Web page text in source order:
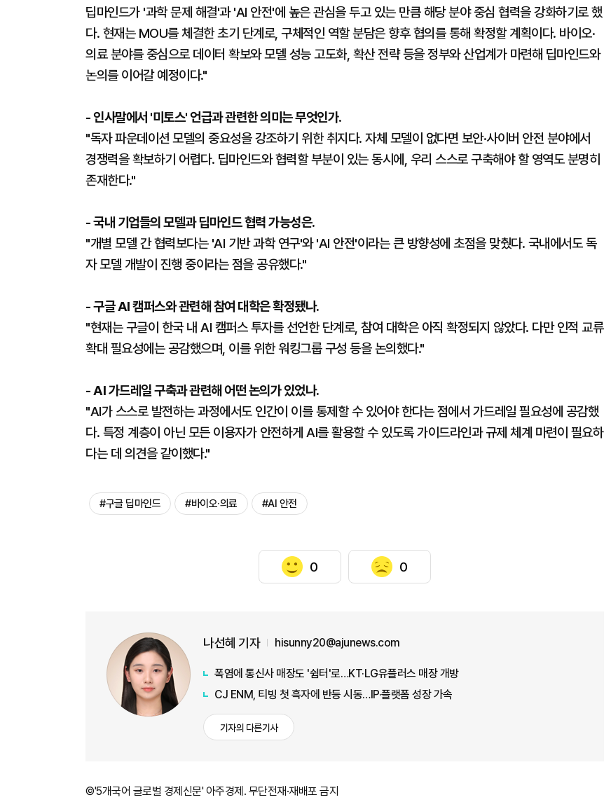
딥마인드가 '과학 문제 해결'과 'AI 안전'에 높은 관심을 두고 있는 만큼 해당 분야 중심 협력을 강화하기로 했
다. 현재는 MOU를 체결한 초기 단계로, 구체적인 역할 분담은 향후 협의를 통해 확정할 계획이다. 바이오·
의료 분야를 중심으로 데이터 확보와 모델 성능 고도화, 확산 전략 등을 정부와 산업계가 마련해 딥마인드와
논의를 이어갈 예정이다."
- 인사말에서 '미토스' 언급과 관련한 의미는 무엇인가.
"독자 파운데이션 모델의 중요성을 강조하기 위한 취지다. 자체 모델이 없다면 보안·사이버 안전 분야에서
경쟁력을 확보하기 어렵다. 딥마인드와 협력할 부분이 있는 동시에, 우리 스스로 구축해야 할 영역도 분명히
존재한다."
- 국내 기업들의 모델과 딥마인드 협력 가능성은.
"개별 모델 간 협력보다는 'AI 기반 과학 연구'와 'AI 안전'이라는 큰 방향성에 초점을 맞췄다. 국내에서도 독
자 모델 개발이 진행 중이라는 점을 공유했다."
- 구글 AI 캠퍼스와 관련해 참여 대학은 확정됐나.
"현재는 구글이 한국 내 AI 캠퍼스 투자를 선언한 단계로, 참여 대학은 아직 확정되지 않았다. 다만 인적 교류
확대 필요성에는 공감했으며, 이를 위한 워킹그룹 구성 등을 논의했다."
- AI 가드레일 구축과 관련해 어떤 논의가 있었나.
"AI가 스스로 발전하는 과정에서도 인간이 이를 통제할 수 있어야 한다는 점에서 가드레일 필요성에 공감했
다. 특정 계층이 아닌 모든 이용자가 안전하게 AI를 활용할 수 있도록 가이드라인과 규제 체계 마련이 필요하
다는 데 의견을 같이했다."
#구글 딥마인드 #바이오·의료 #AI 안전
0 0
나선혜 기자 hisunny20@ajunews.com
폭염에 통신사 매장도 '쉼터'로…KT·LG유플러스 매장 개방
CJ ENM, 티빙 첫 흑자에 반등 시동…IP·플랫폼 성장 가속
기자의 다른기사
©'5개국어 글로벌 경제신문' 아주경제. 무단전재·재배포 금지